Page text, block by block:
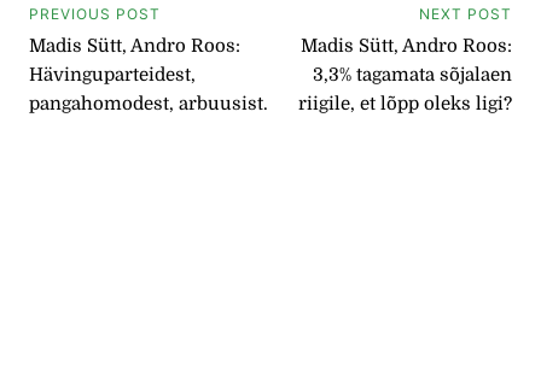
Navigeerimine
PREVIOUS POST
Madis Sütt, Andro Roos:
Hävinguparteidest,
pangahomodest, arbuusist.
NEXT POST
Madis Sütt, Andro Roos:
3,3% tagamata sõjalaen
riigile, et lõpp oleks ligi?